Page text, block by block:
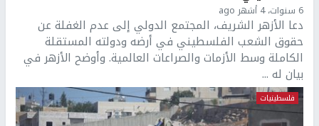
6 سنوات، 4 أشهر ago
دعا الأزهر الشريف، المجتمع الدولي إلى عدم الغفلة عن
حقوق الشعب الفلسطيني في أرضه ودولته المستقلة
الكاملة وسط الأزمات والصراعات العالمية. وأوضح الأزهر في
بيان له ...
فلسطينيات